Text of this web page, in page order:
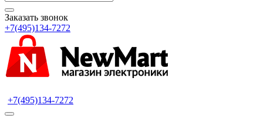
Заказать звонок
+7(495)134-7272
+7(495)134-7272